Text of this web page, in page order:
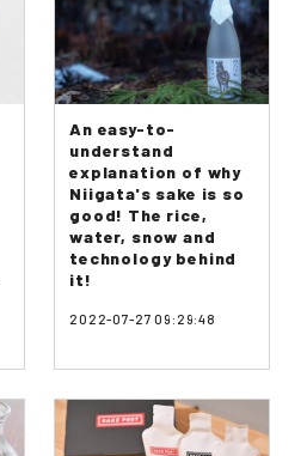
An easy-to-
understand
explanation of why
Niigata's sake is so
good! The rice,
water, snow and
technology behind
it!
2022-07-27 09:29:48